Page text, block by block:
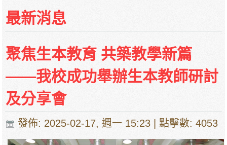
建构》
培華中學2024-2025學年報名費、註冊費、學
費、補充服務費、學校選擇性服務費及學校代收
項目
培華中學收費項目一覽表
停課通知
最新消息
聚焦生本教育 共築教學新篇
——我校成功舉辦生本教師研討
及分享會
發佈: 2025-02-17, 週一 15:23 | 點擊數: 4053